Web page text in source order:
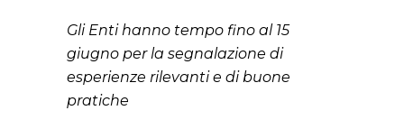
Gli Enti hanno tempo fino al 15
giugno per la segnalazione di
esperienze rilevanti e di buone
pratiche